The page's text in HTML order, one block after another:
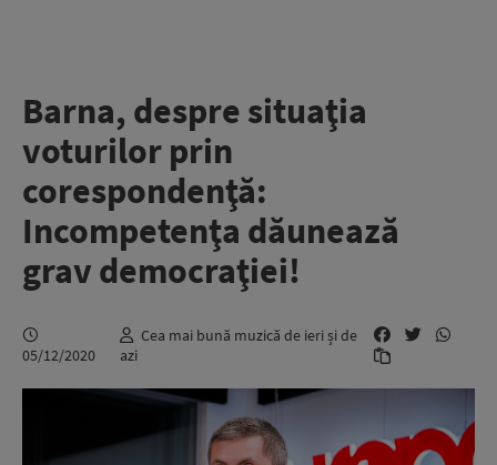
Barna, despre situaţia
voturilor prin
corespondenţă:
Incompetenţa dăunează
grav democraţiei!
05/12/2020
Cea mai bună muzică de ieri și de
azi